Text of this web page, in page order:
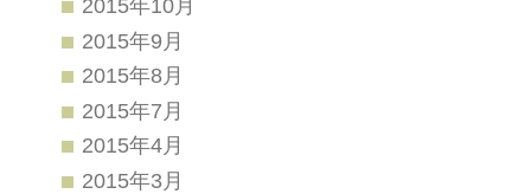
2015年10月
2015年9月
2015年8月
2015年7月
2015年4月
2015年3月